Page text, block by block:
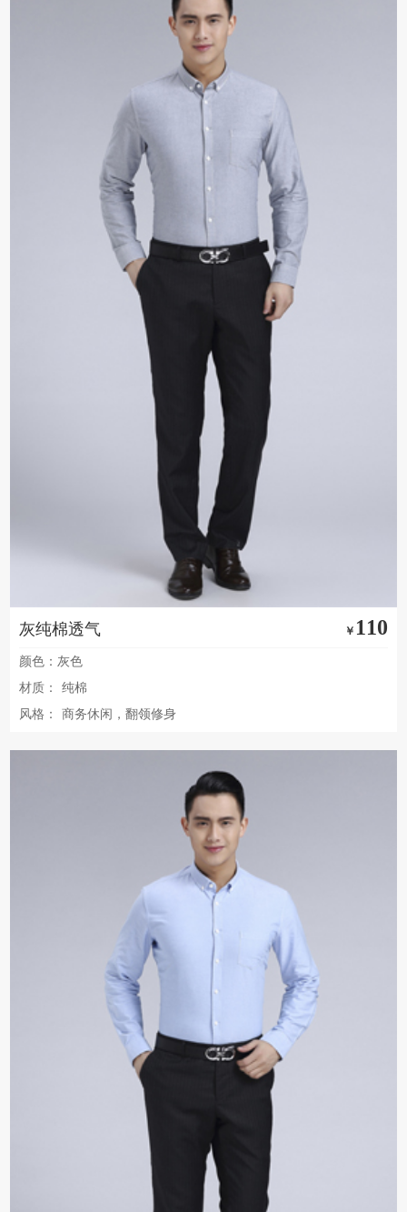
灰纯棉透气 ￥ 110
颜色：灰色
材质：
纯棉
风格：
商务休闲，翻领修身